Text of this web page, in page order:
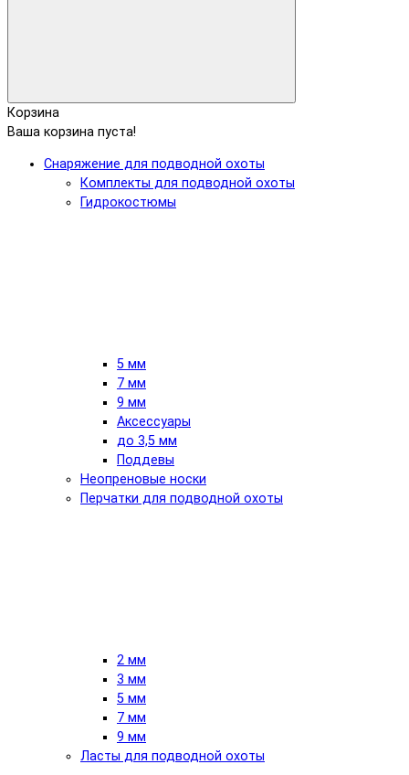
Корзина
Ваша корзина пуста!
Снаряжение для подводной охоты
Комплекты для подводной охоты
Гидрокостюмы
5 мм
7 мм
9 мм
Аксессуары
до 3,5 мм
Поддевы
Неопреновые носки
Перчатки для подводной охоты
2 мм
3 мм
5 мм
7 мм
9 мм
Ласты для подводной охоты